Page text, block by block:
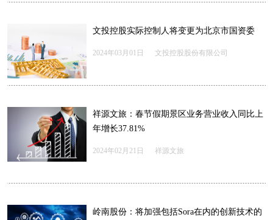
文投控股实际控制人将变更为北京市国资委
2024年03月01日 文投控股股份有限公司
祥源文旅：春节假期景区业务营业收入同比上
年增长37.81%
2024年02月21日 祥源文旅
岭南股份：将加强包括Sora在内的创新技术的